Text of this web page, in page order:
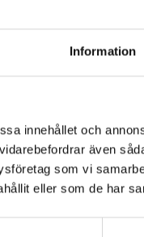
Information
innehållet och
även
som vi
eller som de har